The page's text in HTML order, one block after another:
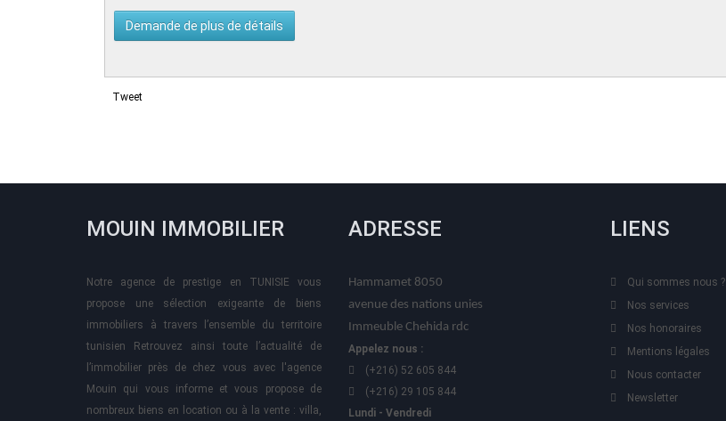
Tweet
MOUIN IMMOBILIER
Notre agence de prestige en TUNISIE vous
propose une sélection exigeante de biens
immobiliers à travers l’ensemble du territoire
tunisien Retrouvez ainsi toute l’actualité de
l’immobilier près de chez vous avec l'agence
Mouin qui vous informe et vous propose de
nombreux biens en location ou à la vente : villa,
ADRESSE
Hammamet 8050
avenue des nations unies
Immeuble Chehida rdc
Appelez nous :
(+216) 52 605 844
(+216) 29 105 844
Lundi - Vendredi
LIENS
Qui sommes nous ?
Nos services
Nos honoraires
Mentions légales
Nous contacter
Newsletter